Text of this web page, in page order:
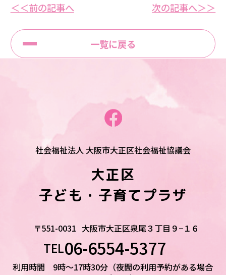
＜＜前の記事へ
一覧に戻る
次の記事へ＞＞
社会福祉法人 大阪市大正区社会福祉協議会
大正区
子ども・子育てプラザ
〒551-0031 大阪市大正区泉尾３丁目９−１６
TEL06-6554-5377
利用時間 9時～17時30分（夜間の利用予約がある場合